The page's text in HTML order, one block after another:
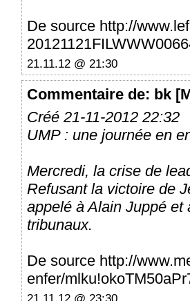
De source http://
21.11.12 @ 21:30
Commentaire de: bk
Créé 21-11-2012 22:32
UMP : une journée en
Mercredi, la crise de
Refusant la victoire de
appelé à Alain Juppé
tribunaux.
De source http://
enfer/